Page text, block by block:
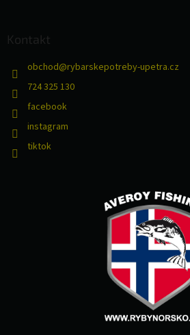
Kontakt
obchod@rybarskepotreby-upetra.cz
724 325 130
facebook
instagram
tiktok